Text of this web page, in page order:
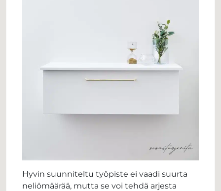
Hyvin suunniteltu työpiste ei vaadi suurta
neliömäärää, mutta se voi tehdä arjesta